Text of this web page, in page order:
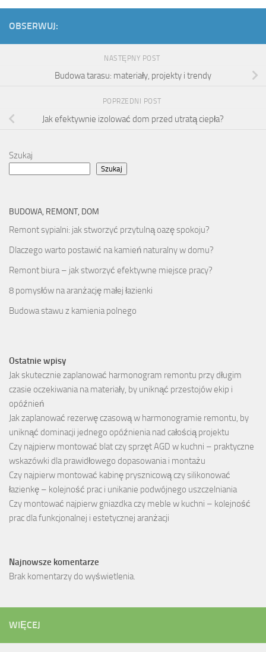
OBSERWUJ:
NASTĘPNY POST
Budowa tarasu: materiały, projekty i trendy
POPRZEDNI POST
Jak efektywnie izolować dom przed utratą ciepła?
Szukaj
Szukaj
BUDOWA, REMONT, DOM
Remont sypialni: jak stworzyć przytulną oazę spokoju?
Dlaczego warto postawić na kamień naturalny w domu?
Remont biura – jak stworzyć efektywne miejsce pracy?
8 pomysłów na aranżację małej łazienki
Budowa stawu z kamienia polnego
Ostatnie wpisy
Jak skutecznie zaplanować harmonogram remontu przy długim
czasie oczekiwania na materiały, by uniknąć przestojów ekip i
opóźnień
Jak zaplanować rezerwę czasową w harmonogramie remontu, by
uniknąć dominacji jednego opóźnienia nad całością projektu
Czy najpierw montować blat czy sprzęt AGD w kuchni – praktyczne
wskazówki dla prawidłowego dopasowania i montażu
Czy najpierw montować kabinę prysznicową czy silikonować
łazienkę – kolejność prac i unikanie podwójnego uszczelniania
Czy montować najpierw gniazdka czy meble w kuchni – kolejność
prac dla funkcjonalnej i estetycznej aranżacji
Najnowsze komentarze
Brak komentarzy do wyświetlenia.
WIĘCEJ